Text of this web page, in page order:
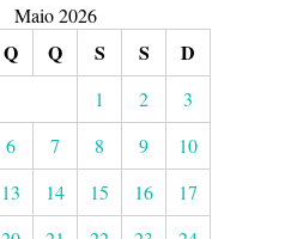
Maio 2026
Q Q S S D
1 2
3
6 7 8 9
10
13 14 15 16
17